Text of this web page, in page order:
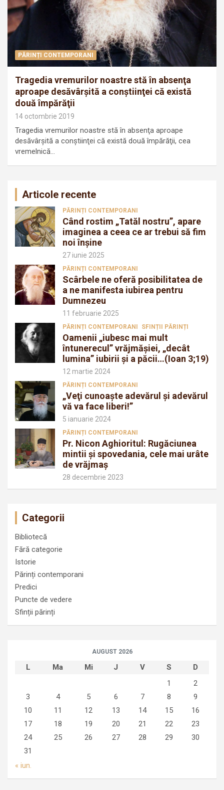
PĂRINȚI CONTEMPORANI
Tragedia vremurilor noastre stă în absenţa
aproape desăvârşită a conştiinţei că există
două împărăţii
14 octombrie 2019
Tragedia vremurilor noastre stă în absenţa aproape
desăvârşită a conştiinţei că există două împărăţii, cea
vremelnică…
Articole recente
PĂRINȚI CONTEMPORANI
Când rostim „Tatăl nostru”, apare
imaginea a ceea ce ar trebui să fim
noi înșine
27 iunie 2025
PĂRINȚI CONTEMPORANI
Scârbele ne oferă posibilitatea de
a ne manifesta iubirea pentru
Dumnezeu
11 februarie 2025
PĂRINȚI CONTEMPORANI SFINȚII PĂRINȚI
Oamenii „iubesc mai mult
întunerecul” vrăjmăşiei, „decât
lumina” iubirii şi a păcii…(Ioan 3;19)
12 martie 2024
PĂRINȚI CONTEMPORANI
„Veţi cunoaşte adevărul şi adevărul
vă va face liberi!”
5 ianuarie 2024
PĂRINȚI CONTEMPORANI
Pr. Nicon Aghioritul: Rugăciunea
mintii și spovedania, cele mai urâte
de vrăjmaș
28 decembrie 2023
Categorii
Bibliotecă
Fără categorie
Istorie
Părinți contemporani
Predici
Puncte de vedere
Sfinții părinți
AUGUST 2026
L Ma Mi J V S
D
1
2
3
4 5 6 7 8
9
10
11 12 13 14 15
16
17
18 19 20 21 22
23
24
25 26 27 28 29
30
31
« iun.